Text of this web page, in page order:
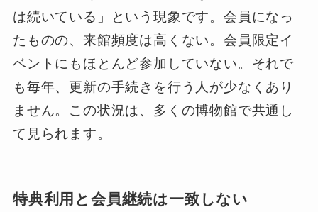
は続いている」という現象です。会員になっ
たものの、来館頻度は高くない。会員限定イ
ベントにもほとんど参加していない。それで
も毎年、更新の手続きを行う人が少なくあり
ません。この状況は、多くの博物館で共通し
て見られます。
特典利用と会員継続は一致しない